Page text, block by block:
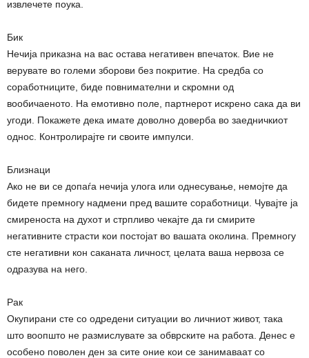
извлечете поука.
Бик
Нечија приказна на вас остава негативен впечаток. Вие не
верувате во големи зборови без покритие. На средба со
соработниците, биде повнимателни и скромни од
вообичаеното. На емотивно поле, партнерот искрено сака да ви
угоди. Покажете дека имате доволно доверба во заедничкиот
однос. Контролирајте ги своите импулси.
Близнаци
Ако не ви се допаѓа нечија улога или однесување, немојте да
бидете премногу надмени пред вашите соработници. Чувајте ја
смиреноста на духот и стрпливо чекајте да ги смирите
негативните страсти кои постојат во вашата околина. Премногу
сте негативни кон саканата личност, целата ваша нервоза се
одразува на него.
Рак
Окупирани сте со одредени ситуации во личниот живот, така
што воопшто не размислувате за обврските на работа. Денес е
особено поволен ден за сите оние кои се занимаваат со